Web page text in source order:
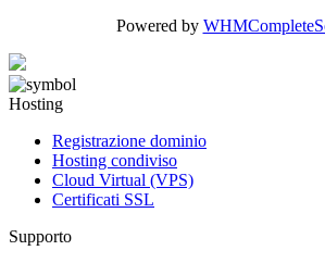
Powered by
Hosting
Registrazione dominio
Hosting condiviso
Cloud Virtual (VPS)
Certificati SSL
Supporto